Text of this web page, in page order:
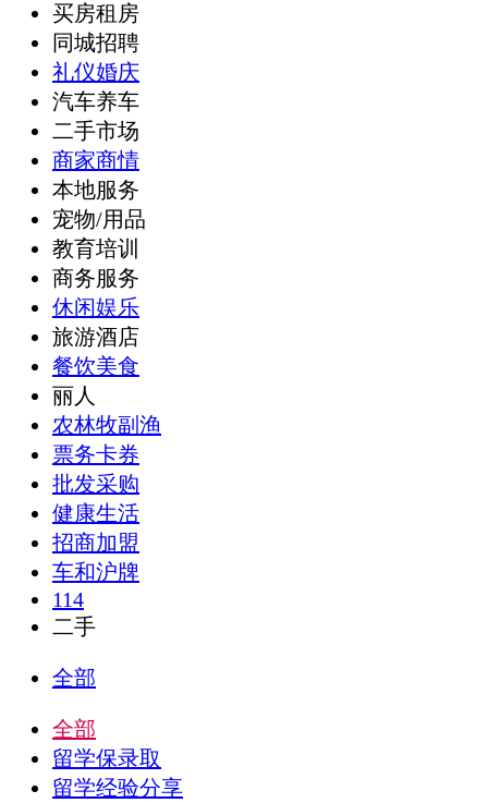
买房租房
同城招聘
礼仪婚庆
汽车养车
二手市场
商家商情
本地服务
宠物/用品
教育培训
商务服务
休闲娱乐
旅游酒店
餐饮美食
丽人
农林牧副渔
票务卡券
批发采购
健康生活
招商加盟
车和沪牌
114
二手
全部
全部
留学保录取
留学经验分享